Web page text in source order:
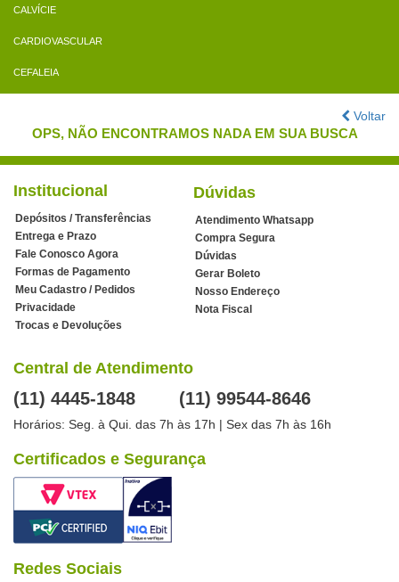
CALVÍCIE
CARDIOVASCULAR
CEFALEIA
Voltar
OPS, NÃO ENCONTRAMOS NADA EM SUA BUSCA
Institucional
Depósitos / Transferências
Entrega e Prazo
Fale Conosco Agora
Formas de Pagamento
Meu Cadastro / Pedidos
Privacidade
Trocas e Devoluções
Dúvidas
Atendimento Whatsapp
Compra Segura
Dúvidas
Gerar Boleto
Nosso Endereço
Nota Fiscal
Central de Atendimento
(11) 4445-1848 (11) 99544-8646
Horários: Seg. à Qui. das 7h às 17h | Sex das 7h às 16h
Certificados e Segurança
Redes Sociais